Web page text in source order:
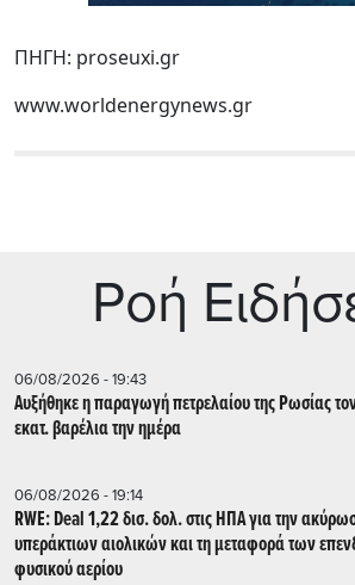
ΠΗΓΗ: proseuxi.gr
www.worldenergynews.gr
Ρoή
06/08/2026 - 19:43
Αυξήθηκε η παραγωγή πετρελαίου της Ρωσίας
εκατ. βαρέλια την ημέρα
06/08/2026 - 19:14
RWE: Deal 1,22 δισ. δολ. στις ΗΠΑ για την ακύρωση των μισθώσεων
υπεράκτιων αιολικών και τη μεταφορά των
φυσικού αερίου